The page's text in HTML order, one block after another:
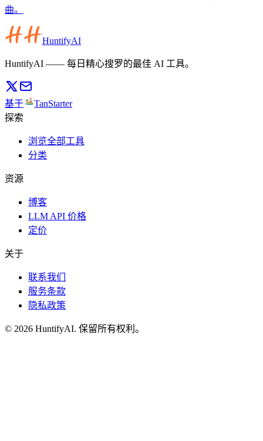
曲。
HuntifyAI
HuntifyAI —— 每日精心搜罗的最佳 AI 工具。
基于
TanStarter
探索
浏览全部工具
分类
资源
博客
LLM API 价格
定价
关于
联系我们
服务条款
隐私政策
© 2026 HuntifyAI. 保留所有权利。